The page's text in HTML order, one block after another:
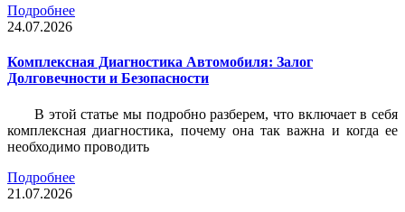
Подробнее
24.07.2026
Комплексная Диагностика Автомобиля: Залог
Долговечности и Безопасности
В этой статье мы подробно разберем, что включает в себя
комплексная диагностика, почему она так важна и когда ее
необходимо проводить
Подробнее
21.07.2026